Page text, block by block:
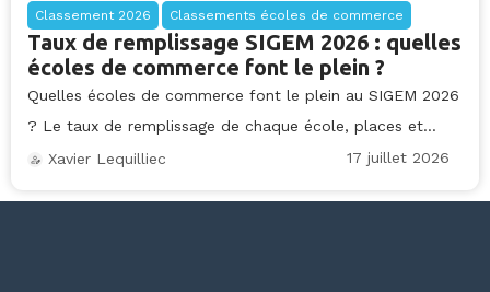
Classement 2026 Classements écoles de commerce
Taux de remplissage SIGEM 2026 : quelles
écoles de commerce font le plein ?
Quelles écoles de commerce font le plein au SIGEM 2026
? Le taux de remplissage de chaque école, places et...
Xavier Lequilliec
17 juillet 2026